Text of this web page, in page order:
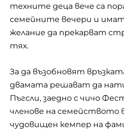
техните деца вече са
семейните вечери и имат
желание да прекарват
тях.
За да възобновят
двамата решават да
Пъгсли, заедно с чичо
членове на семейството
чудовищен кемпер на